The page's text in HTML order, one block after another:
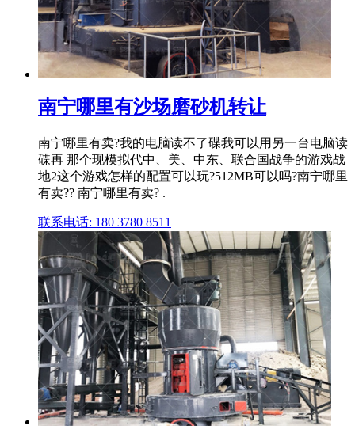
南宁哪里有沙场磨砂机转让
南宁哪里有卖?我的电脑读不了碟我可以用另一台电脑读
碟再 那个现模拟代中、美、中东、联合国战争的游戏战
地2这个游戏怎样的配置可以玩?512MB可以吗?南宁哪里
有卖?? 南宁哪里有卖? .
联系电话: 180 3780 8511